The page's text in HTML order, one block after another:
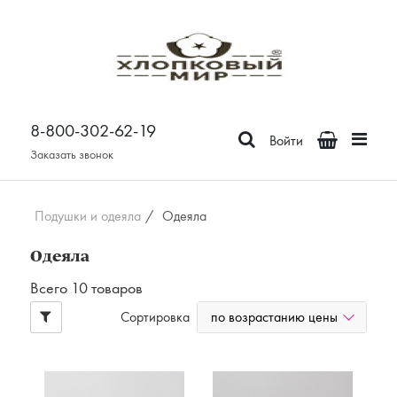
8-800-302-62-19
Заказать звонок
Войти
Постельное белье
Поплин
Сатин
Зима-Лето из бязи
Зима-Лето из поплина
Сатин Премьер
Страйп - сатин
Отдельные предметы
Простыни
Подушки и одеяла / Одеяла
Одеяла
Всего 10 товаров
Сортировка по возрастанию цены